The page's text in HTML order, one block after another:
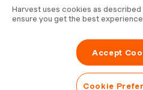
werden —
Schließen Sie sich über
Harvest Zeit erfassen,
bezahlt werden.
Harvest uses cookies as described
ensure you get the best
Accept
Cookie